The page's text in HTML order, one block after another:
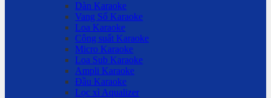
Dàn Karaoke
Vang Số Karaoke
Loa Karaoke
Công suất Karaoke
Micro Karaoke
Loa Sub Karaoke
Ampli Karaoke
Đầu Karaoke
Lọc xì Aqualizer